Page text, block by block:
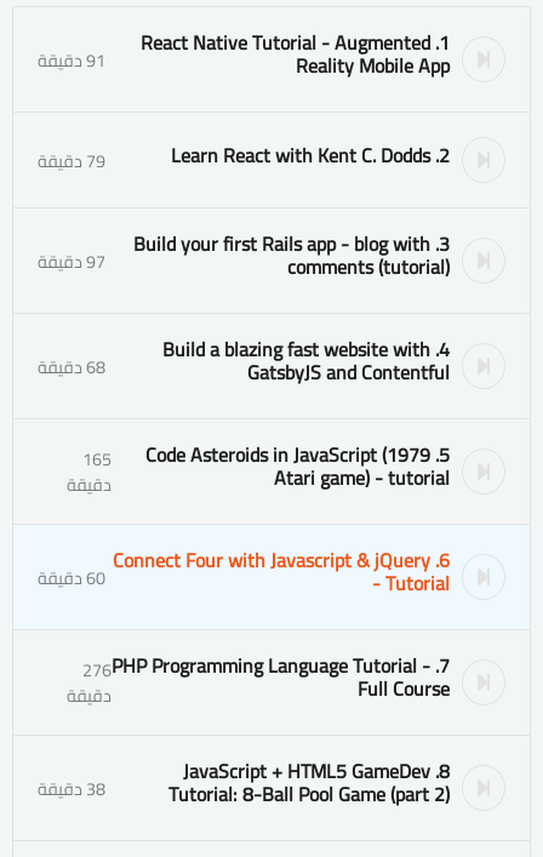
1. React Native Tutorial - Augmented
Reality Mobile App 91 دقيقة
2. Learn React with Kent C. Dodds 79 دقيقة
3. Build your first Rails app - blog with
comments (tutorial) 97 دقيقة
4. Build a blazing fast website with
GatsbyJS and Contentful 68 دقيقة
5. Code Asteroids in JavaScript (1979
Atari game) - tutorial
165
دقيقة
6. Connect Four with Javascript & jQuery
- Tutorial 60 دقيقة
7. PHP Programming Language Tutorial -
Full Course
276
دقيقة
8. JavaScript + HTML5 GameDev
Tutorial: 8-Ball Pool Game (part 2) 38 دقيقة